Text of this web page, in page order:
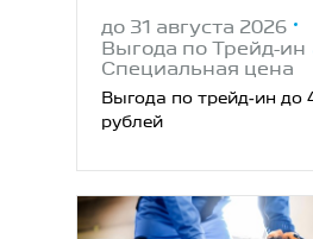
до 31 августа 2026
Выгода по Трейд-ин
Специальная цена
Выгода по трейд‑ин до
рублей